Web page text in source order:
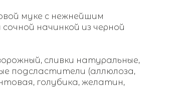
муке с нежнейшим
начинкой из черной
сливки натуральные,
подсластители (аллюлоза,
голубика, желатин,